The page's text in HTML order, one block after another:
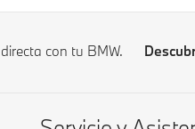
con tu BMW.